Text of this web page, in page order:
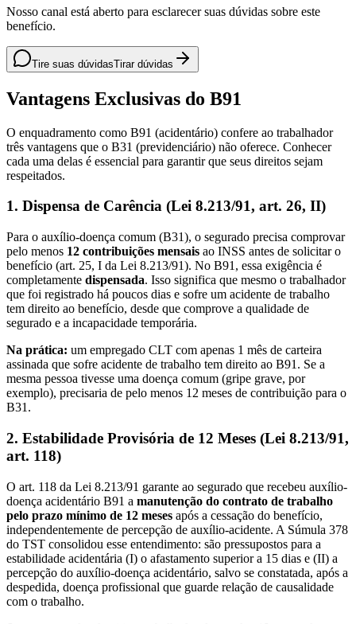
Nosso canal está aberto para esclarecer suas dúvidas sobre este
benefício.
Tire suas dúvidasTirar dúvidas
Vantagens Exclusivas do B91
O enquadramento como B91 (acidentário) confere ao trabalhador
três vantagens que o B31 (previdenciário) não oferece. Conhecer
cada uma delas é essencial para garantir que seus direitos sejam
respeitados.
1. Dispensa de Carência (Lei 8.213/91, art. 26, II)
Para o auxílio-doença comum (B31), o segurado precisa comprovar
pelo menos 12 contribuições mensais ao INSS antes de solicitar o
benefício (art. 25, I da Lei 8.213/91). No B91, essa exigência é
completamente dispensada. Isso significa que mesmo o trabalhador
que foi registrado há poucos dias e sofre um acidente de trabalho
tem direito ao benefício, desde que comprove a qualidade de
segurado e a incapacidade temporária.
Na prática: um empregado CLT com apenas 1 mês de carteira
assinada que sofre acidente de trabalho tem direito ao B91. Se a
mesma pessoa tivesse uma doença comum (gripe grave, por
exemplo), precisaria de pelo menos 12 meses de contribuição para o
B31.
2. Estabilidade Provisória de 12 Meses (Lei 8.213/91,
art. 118)
O art. 118 da Lei 8.213/91 garante ao segurado que recebeu auxílio-
doença acidentário B91 a manutenção do contrato de trabalho
pelo prazo mínimo de 12 meses após a cessação do benefício,
independentemente de percepção de auxílio-acidente. A Súmula 378
do TST consolidou esse entendimento: são pressupostos para a
estabilidade acidentária (I) o afastamento superior a 15 dias e (II) a
percepção do auxílio-doença acidentário, salvo se constatada, após a
despedida, doença profissional que guarde relação de causalidade
com o trabalho.